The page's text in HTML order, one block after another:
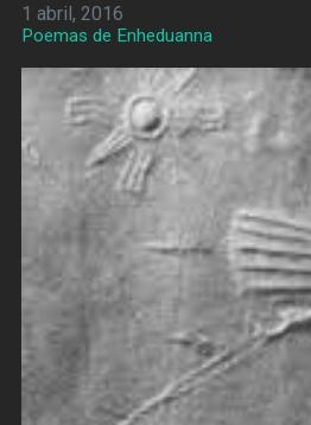
1 abril, 2016
Poemas de Enheduanna